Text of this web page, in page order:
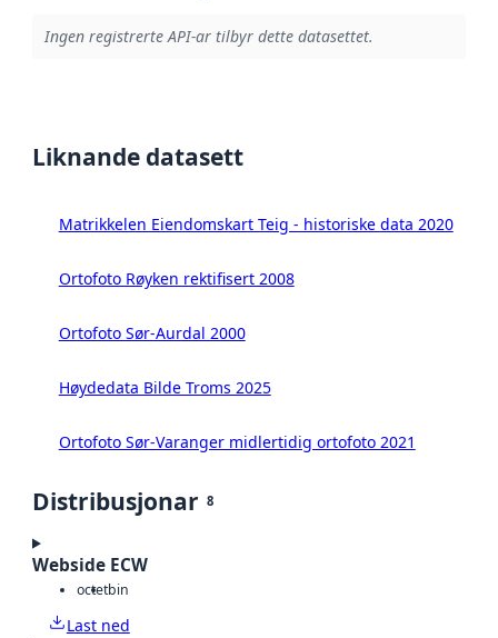
Ingen registrerte API-ar tilbyr dette datasettet.
Liknande datasett
Matrikkelen Eiendomskart Teig - historiske data 2020
Ortofoto Røyken rektifisert 2008
Ortofoto Sør-Aurdal 2000
Høydedata Bilde Troms 2025
Ortofoto Sør-Varanger midlertidig ortofoto 2021
Distribusjonar 8
Webside ECW
octetbin
Last ned